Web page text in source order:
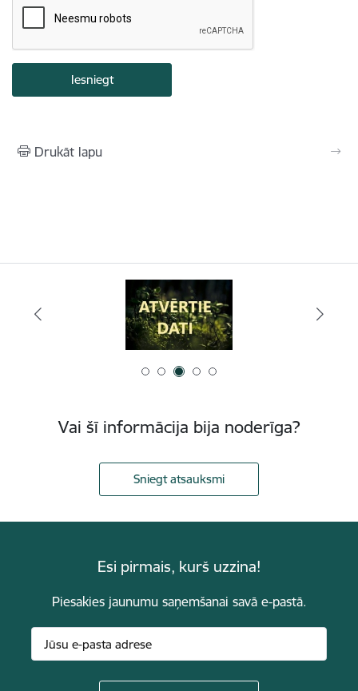
Drukāt lapu
Vai šī informācija bija noderīga?
Sniegt atsauksmi
Esi pirmais, kurš uzzina!
Piesakies jaunumu saņemšanai savā e-pastā.